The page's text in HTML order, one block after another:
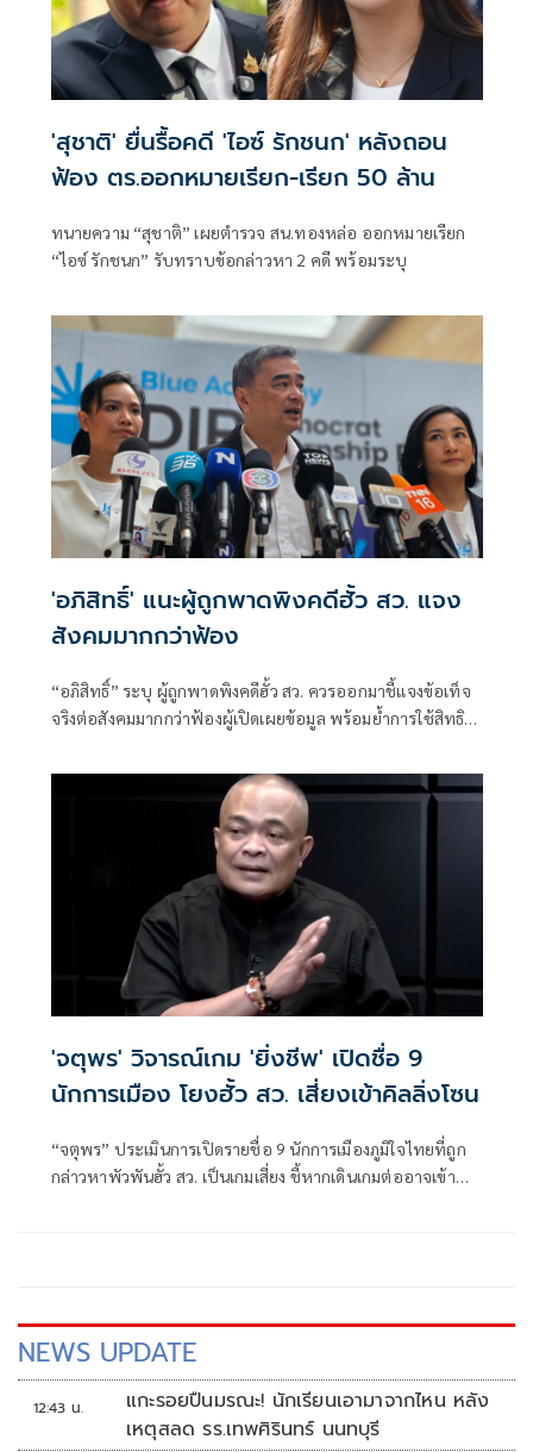
'สุชาติ' ยื่นรื้อคดี 'ไอซ์ รักชนก' หลังถอน
ฟ้อง ตร.ออกหมายเรียก-เรียก 50 ล้าน
ทนายความ “สุชาติ” เผยตำรวจ สน.ทองหล่อ ออกหมายเรียก
“ไอซ์ รักชนก” รับทราบข้อกล่าวหา 2 คดี พร้อมระบุ
'อภิสิทธิ์' แนะผู้ถูกพาดพิงคดีฮั้ว สว. แจง
สังคมมากกว่าฟ้อง
“อภิสิทธิ์” ระบุ ผู้ถูกพาดพิงคดีฮั้ว สว. ควรออกมาชี้แจงข้อเท็จ
จริงต่อสังคมมากกว่าฟ้องผู้เปิดเผยข้อมูล พร้อมย้ำการใช้สิทธิ
'จตุพร' วิจารณ์เกม 'ยิ่งชีพ' เปิดชื่อ 9
นักการเมือง โยงฮั้ว สว. เสี่ยงเข้าคิลลิ่งโซน
“จตุพร” ประเมินการเปิดรายชื่อ 9 นักการเมืองภูมิใจไทยที่ถูก
กล่าวหาพัวพันฮั้ว สว. เป็นเกมเสี่ยง ชี้หากเดินเกมต่ออาจเข้า
NEWS UPDATE
12:43 น.
แกะรอยปืนมรณะ! นักเรียนเอามาจากไหน หลัง
เหตุสลด รร.เทพศิรินทร์ นนทบุรี